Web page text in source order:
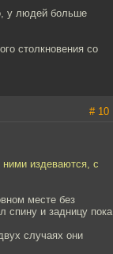
у людей больше
столкновения со
# 10
ними издеваются, с
месте без
спину и задницу пока
случаях они